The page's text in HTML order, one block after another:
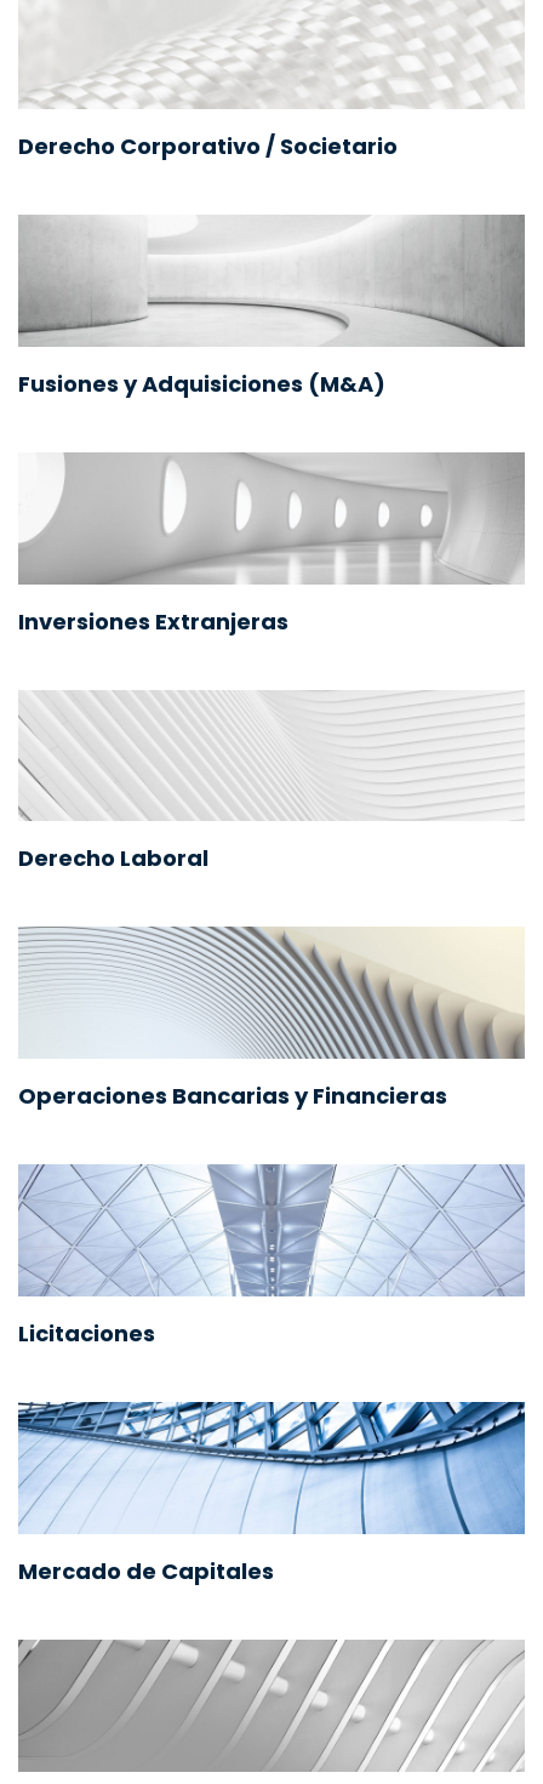
Derecho Corporativo / Societario
Fusiones y Adquisiciones (M&A)
Inversiones Extranjeras
Derecho Laboral
Operaciones Bancarias y Financieras
Licitaciones
Mercado de Capitales